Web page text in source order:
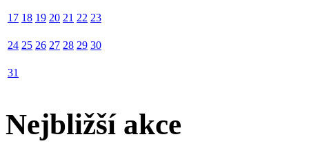
17 18 19 20 21 22 23
24 25 26 27 28 29 30
31
Nejbližší akce